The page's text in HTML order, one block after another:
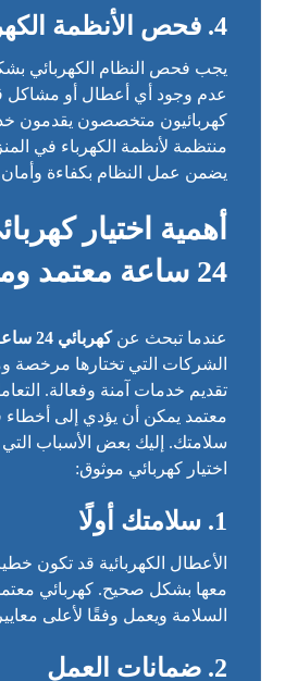
4. فحص الأنظمة
يجب فحص النظام الكهربائي
عدم وجود أي أعطال أو مشاكل
كهربائيون متخصصون يقدمون
منتظمة لأنظمة الكهرباء في
يضمن عمل النظام بكفاءة
أهمية اختيار
24 ساعة
معتمد
عندما تبحث عنكهربائي 24 ساعة
الشركات التي تختارها مرخصة
تقديم خدمات آمنة وفعالة.
معتمد يمكن أن يؤدي إلى
سلامتك. إليك بعض الأسباب
اختيار كهربائي موثوق:
1. سلامتك أولًا
الأعطال الكهربائية قد تكون
معها بشكل صحيح. كهربائي معتمد
السلامة ويعمل وفقًا لأعلى
2. ضمانات العمل